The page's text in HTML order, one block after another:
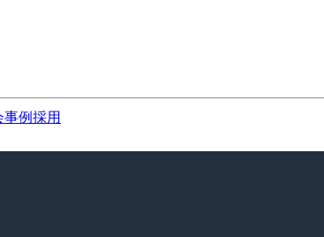
事例採用